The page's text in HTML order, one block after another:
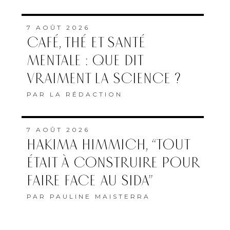
7 AOÛT 2026
CAFÉ, THÉ ET SANTÉ
MENTALE : QUE DIT
VRAIMENT LA SCIENCE ?
PAR LA RÉDACTION
7 AOÛT 2026
HAKIMA HIMMICH, “TOUT
ÉTAIT À CONSTRUIRE POUR
FAIRE FACE AU SIDA”
PAR PAULINE MAISTERRA